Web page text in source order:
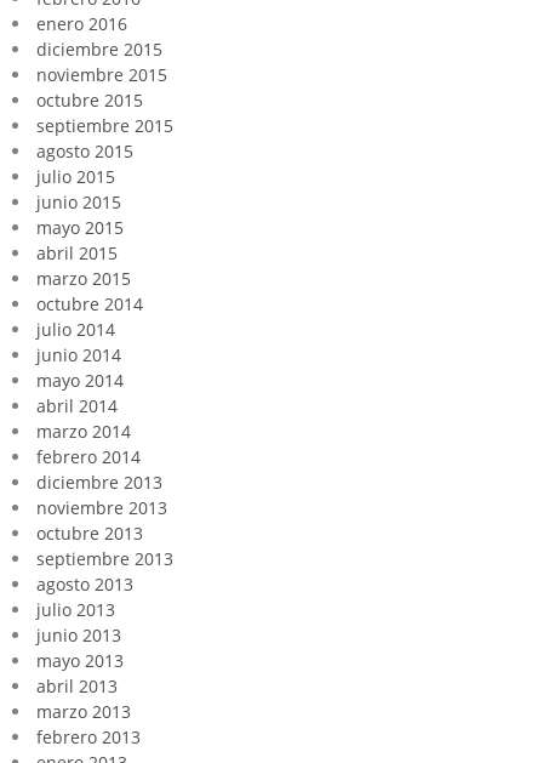
enero 2016
diciembre 2015
noviembre 2015
octubre 2015
septiembre 2015
agosto 2015
julio 2015
junio 2015
mayo 2015
abril 2015
marzo 2015
octubre 2014
julio 2014
junio 2014
mayo 2014
abril 2014
marzo 2014
febrero 2014
diciembre 2013
noviembre 2013
octubre 2013
septiembre 2013
agosto 2013
julio 2013
junio 2013
mayo 2013
abril 2013
marzo 2013
febrero 2013